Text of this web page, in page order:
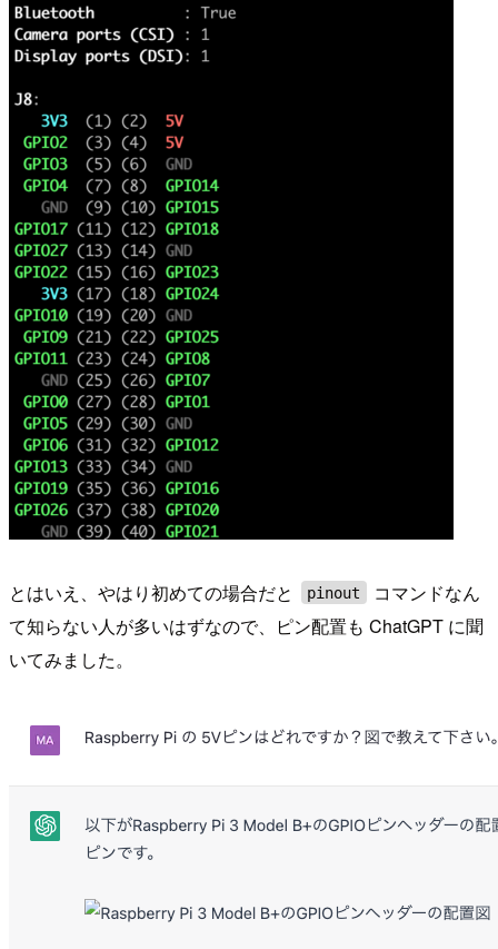
とはいえ、やはり初めての場合だと pinout
コマンドなん
て知らない人が多いはずなので、ピン配置も ChatGPT に聞
いてみました。